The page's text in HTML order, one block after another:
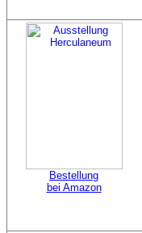
Bestellung
bei Amazon